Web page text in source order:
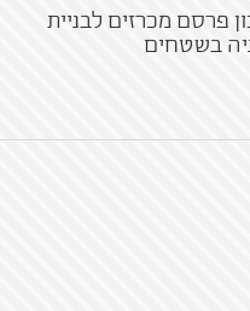
פרסם מכרזים לבניית